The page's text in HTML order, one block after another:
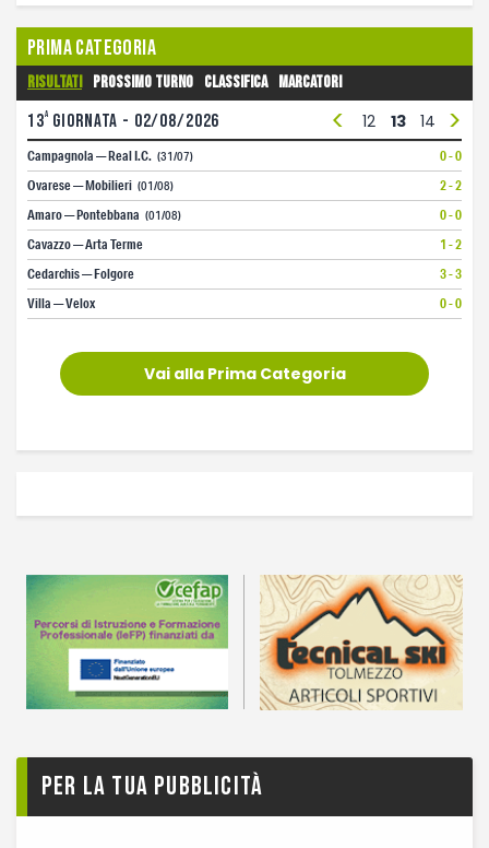
Prima Categoria
Risultati Prossimo turno Classifica Marcatori
13a giornata - 02/08/2026
1 2 3 4 5 6 11 12 13 14 15
< >
Campagnola — Real I.C. (31/07)
0 - 0
Ovarese — Mobilieri (01/08)
2 - 2
Amaro — Pontebbana (01/08)
0 - 0
Cavazzo — Arta Terme
1 - 2
Cedarchis — Folgore
3 - 3
Villa — Velox
0 - 0
Vai alla Prima Categoria
Per la tua pubblicità